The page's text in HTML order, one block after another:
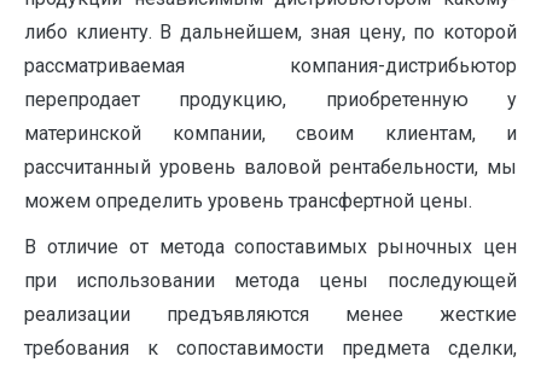
либо клиенту. В дальнейшем, зная цену, по которой
рассматриваемая компания-дистрибьютор
перепродает продукцию, приобретенную у
материнской компании, своим клиентам, и
рассчитанный уровень валовой рентабельности, мы
можем определить уровень трансфертной цены.
В отличие от метода сопоставимых рыночных цен
при использовании метода цены последующей
реализации предъявляются менее жесткие
требования к сопоставимости предмета сделки,